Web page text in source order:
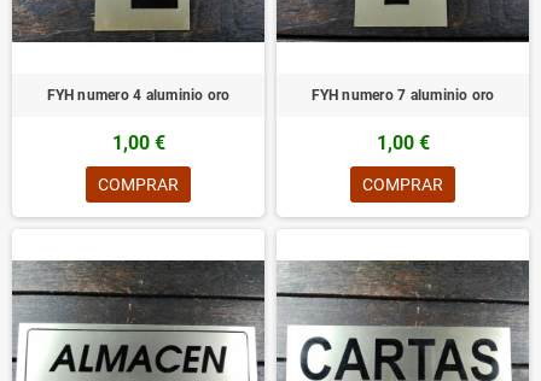
FYH numero 4 aluminio oro
1,00 €
COMPRAR
FYH numero 7 aluminio oro
1,00 €
COMPRAR